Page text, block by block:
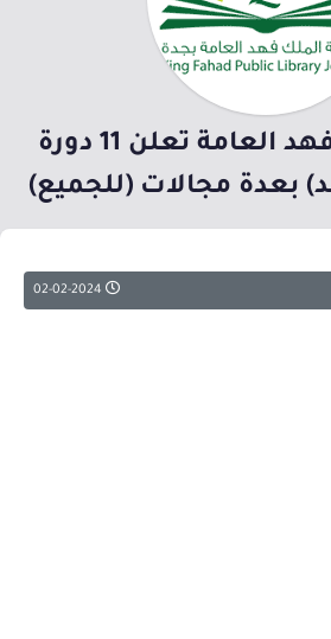
مكتبة الملك فهد العامة تعلن 11 دورة
بعدة مجالات (للجميع)